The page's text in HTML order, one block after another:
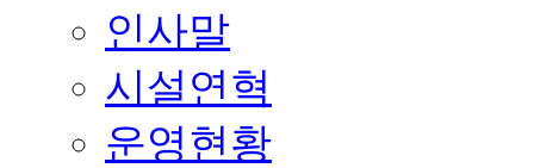
인사말
시설연혁
운영현황